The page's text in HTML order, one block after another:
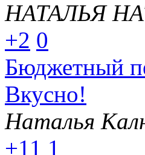
НАТАЛЬЯ
+2 0
Бюджетный
Вкусно!
Наталья
+11 1